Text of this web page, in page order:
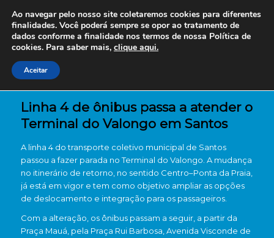
Linha 4 de ônibus passa a atender o
Terminal do Valongo em Santos
A linha 4 do transporte coletivo municipal de Santos
passou a fazer parada noTerminal do Valongo . A mudança
no itinerário de retorno, no sentido Centro–Ponta da Praia,
já está em vigor e tem como objetivo ampliar as opções
de deslocamento e integração para os passageiros.
Com a alteração, os ônibus passam a seguir, a partir da
Praça Mauá, pela Praça Rui Barbosa, Avenida Visconde de
Ao navegar pelo nosso site coletaremos cookies para diferentes
finalidades. Você poderá sempre se opor ao tratamento de
dados conforme a finalidade nos termos de nossa Política de
cookies. Para saber mais, clique aqui.
Aceitar